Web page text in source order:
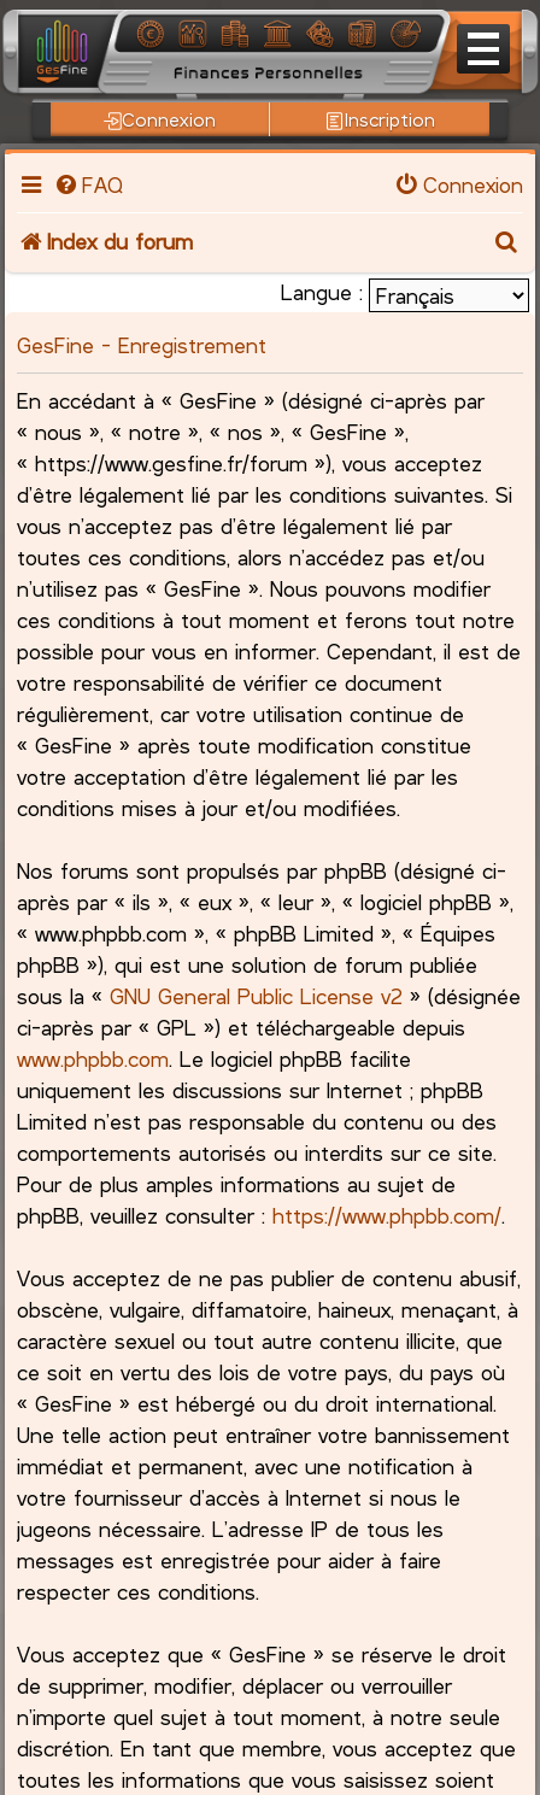
Connexion Inscription
FAQ Connexion
Index du forum
e
Langue :
GesFine - Enregistrement
En accédant à « GesFine » (désigné ci-après par
« nous », « notre », « nos », « GesFine »,
« https://www.gesfine.fr/forum »), vous acceptez
d’être légalement lié par les conditions suivantes. Si
vous n’acceptez pas d’être légalement lié par
toutes ces conditions, alors n’accédez pas et/ou
n’utilisez pas « GesFine ». Nous pouvons modifier
ces conditions à tout moment et ferons tout notre
possible pour vous en informer. Cependant, il est de
votre responsabilité de vérifier ce document
régulièrement, car votre utilisation continue de
« GesFine » après toute modification constitue
votre acceptation d’être légalement lié par les
conditions mises à jour et/ou modifiées.
Nos forums sont propulsés par phpBB (désigné ci-
après par « ils », « eux », « leur », « logiciel phpBB »,
« www.phpbb.com », « phpBB Limited », « Équipes
phpBB »), qui est une solution de forum publiée
sous la «GNU General Public License v2 » (désignée
ci-après par « GPL ») et téléchargeable depuis
www.phpbb.com. Le logiciel phpBB facilite
uniquement les discussions sur Internet ; phpBB
Limited n’est pas responsable du contenu ou des
comportements autorisés ou interdits sur ce site.
Pour de plus amples informations au sujet de
phpBB, veuillez consulter :https://www.phpbb.com/.
Vous acceptez de ne pas publier de contenu abusif,
obscène, vulgaire, diffamatoire, haineux, menaçant, à
caractère sexuel ou tout autre contenu illicite, que
ce soit en vertu des lois de votre pays, du pays où
« GesFine » est hébergé ou du droit international.
Une telle action peut entraîner votre bannissement
immédiat et permanent, avec une notification à
votre fournisseur d’accès à Internet si nous le
jugeons nécessaire. L’adresse IP de tous les
messages est enregistrée pour aider à faire
respecter ces conditions.
Vous acceptez que « GesFine » se réserve le droit
de supprimer, modifier, déplacer ou verrouiller
n’importe quel sujet à tout moment, à notre seule
discrétion. En tant que membre, vous acceptez que
toutes les informations que vous saisissez soient